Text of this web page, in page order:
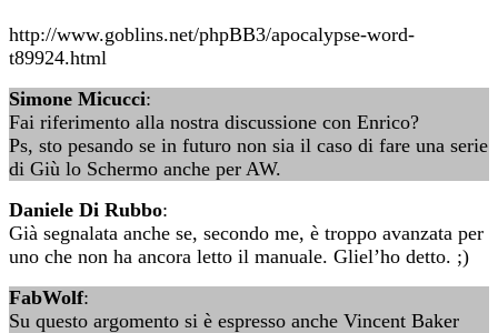
http://www.goblins.net/phpBB3/apocalypse-word-
t89924.html
Simone Micucci:
Fai riferimento alla nostra discussione con Enrico?
Ps, sto pesando se in futuro non sia il caso di fare una serie
di Giù lo Schermo anche per AW.
Daniele Di Rubbo:
Già segnalata anche se, secondo me, è troppo avanzata per
uno che non ha ancora letto il manuale. Gliel’ho detto. ;)
FabWolf:
Su questo argomento si è espresso anche Vincent Baker